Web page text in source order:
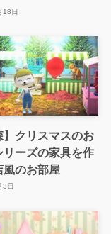
18日
】クリスマスのお
リーズの家具を作
風のお部屋
3日